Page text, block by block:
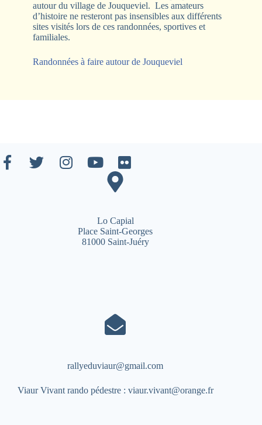
autour du village de Jouqueviel. Les amateurs
d’histoire ne resteront pas insensibles aux différents
sites visités lors de ces randonnées, sportives et
familiales.
Randonnées à faire autour de Jouqueviel
Lo Capial
Place Saint-Georges
81000 Saint-Juéry
rallyeduviaur@gmail.com
Viaur Vivant rando pédestre : viaur.vivant@orange.fr